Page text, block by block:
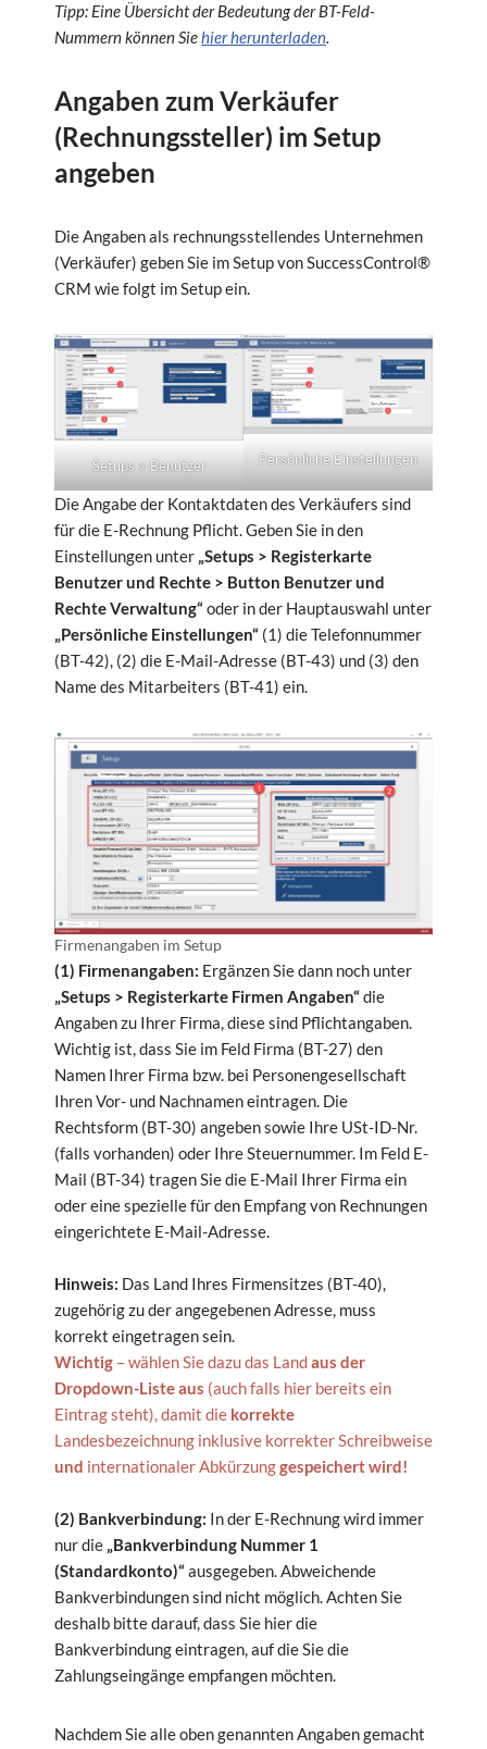
Tipp: Eine Übersicht der Bedeutung der BT-Feld-
Nummern können Siehier herunterladen.
Angaben zum Verkäufer
(Rechnungssteller) im Setup
angeben
Die Angaben als rechnungsstellendes Unternehmen
(Verkäufer) geben Sie im Setup von SuccessControl®
CRM wie folgt im Setup ein.
Setups > Benutzer Persönliche Einstellungen
Die Angabe der Kontaktdaten des Verkäufers sind
für die E-Rechnung Pflicht. Geben Sie in den
Einstellungen unter „Setups > Registerkarte
Benutzer und Rechte > Button Benutzer und
Rechte Verwaltung“oder in der Hauptauswahl unter
„Persönliche Einstellungen“ (1) die Telefonnummer
(BT-42), (2) die E-Mail-Adresse (BT-43) und (3) den
Name des Mitarbeiters (BT-41) ein.
Firmenangaben im Setup
(1) Firmenangaben: Ergänzen Sie dann noch unter
„Setups > Registerkarte Firmen Angaben“die
Angaben zu Ihrer Firma, diese sind Pflichtangaben.
Wichtig ist, dass Sie im Feld Firma (BT-27) den
Namen Ihrer Firma bzw. bei Personengesellschaft
Ihren Vor- und Nachnamen eintragen. Die
Rechtsform (BT-30) angeben sowie Ihre USt-ID-Nr.
(falls vorhanden) oder Ihre Steuernummer. Im Feld E-
Mail (BT-34) tragen Sie die E-Mail Ihrer Firma ein
oder eine spezielle für den Empfang von Rechnungen
eingerichtete E-Mail-Adresse.
Hinweis: Das Land Ihres Firmensitzes (BT-40),
zugehörig zu der angegebenen Adresse, muss
korrekt eingetragen sein.
Wichtig – wählen Sie dazu das Landaus der
Dropdown-Liste aus (auch falls hier bereits ein
Eintrag steht), damit die korrekte
Landesbezeichnung inklusive korrekter Schreibweise
und internationaler Abkürzunggespeichert wird!
(2) Bankverbindung: In der E-Rechnung wird immer
nur die „Bankverbindung Nummer 1
(Standardkonto)“ausgegeben. Abweichende
Bankverbindungen sind nicht möglich. Achten Sie
deshalb bitte darauf, dass Sie hier die
Bankverbindung eintragen, auf die Sie die
Zahlungseingänge empfangen möchten.
Nachdem Sie alle oben genannten Angaben gemacht